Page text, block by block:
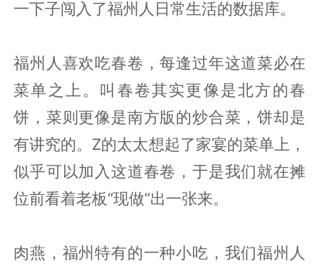
一下子闯入了福州人日常生活的数据库。
福州人喜欢吃春卷，每逢过年这道菜必在
菜单之上。叫春卷其实更像是北方的春
饼，菜则更像是南方版的炒合菜，饼却是
有讲究的。Z的太太想起了家宴的菜单上，
似乎可以加入这道春卷，于是我们就在摊
位前看着老板“现做”出一张来。
肉燕，福州特有的一种小吃，我们福州人